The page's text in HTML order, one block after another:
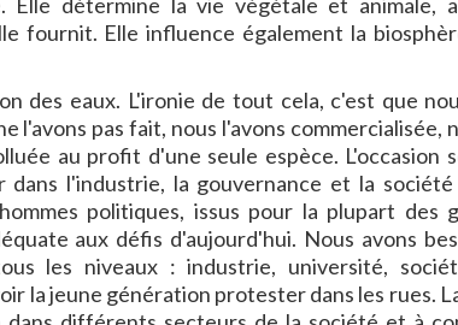
fournit. Elle influence également la
des eaux. L'ironie de tout cela, c'est que
pas fait, nous l'avons commercialisée,
au profit d'une seule espèce. L'occasion
l'industrie, la gouvernance et la
politiques, issus pour la plupart des
aux défis d'aujourd'hui. Nous avons
les niveaux : industrie, université,
la jeune génération protester dans les rues.